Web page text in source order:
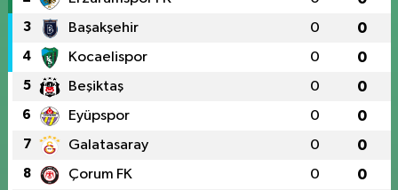
3 Başakşehir 0 0
4 Kocaelispor 0 0
5 Beşiktaş 0 0
6 Eyüpspor 0 0
7 Galatasaray 0 0
8 Çorum FK 0 0